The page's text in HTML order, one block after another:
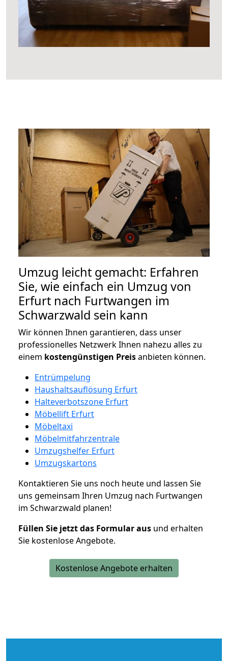
Umzug leicht gemacht: Erfahren
Sie, wie einfach ein Umzug von
Erfurt nach Furtwangen im
Schwarzwald sein kann
Wir können Ihnen garantieren, dass unser
professionelles Netzwerk Ihnen nahezu alles zu
einem kostengünstigen Preisanbieten können.
Entrümpelung
Haushaltsauflösung Erfurt
Halteverbotszone Erfurt
Möbellift Erfurt
Möbeltaxi
Möbelmitfahrzentrale
Umzugshelfer Erfurt
Umzugskartons
Kontaktieren Sie uns noch heute und lassen Sie
uns gemeinsam Ihren Umzug nach Furtwangen
im Schwarzwald planen!
Füllen Sie jetzt das Formular aus und erhalten
Sie kostenlose Angebote.
Kostenlose Angebote erhalten